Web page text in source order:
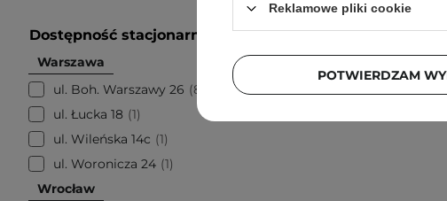
Dostępność stacjonarnie
Warszawa
ul. Boh. Warszawy 26
8
ul. Łucka 18 1
ul. Wileńska 14c
1
ul. Woronicza 24 1
Wrocław
Reklamowe pliki cookie
POTWIERDZAM